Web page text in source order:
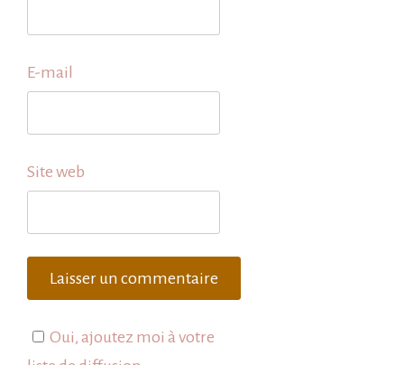
E-mail
Site web
Oui, ajoutez moi à votre